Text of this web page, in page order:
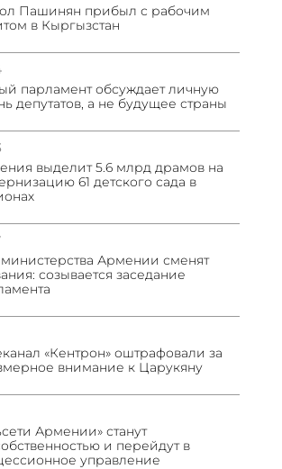
Пашинян прибыл с рабочим
в Кыргызстан
парламент обсуждает личную
депутатов, а не будущее страны
выделит 5.6 млрд драмов на
61 детского сада в
Армении сменят
созывается заседание
«Кентрон» оштрафовали за
внимание к Царукяну
Армении» станут
и перейдут в
управление